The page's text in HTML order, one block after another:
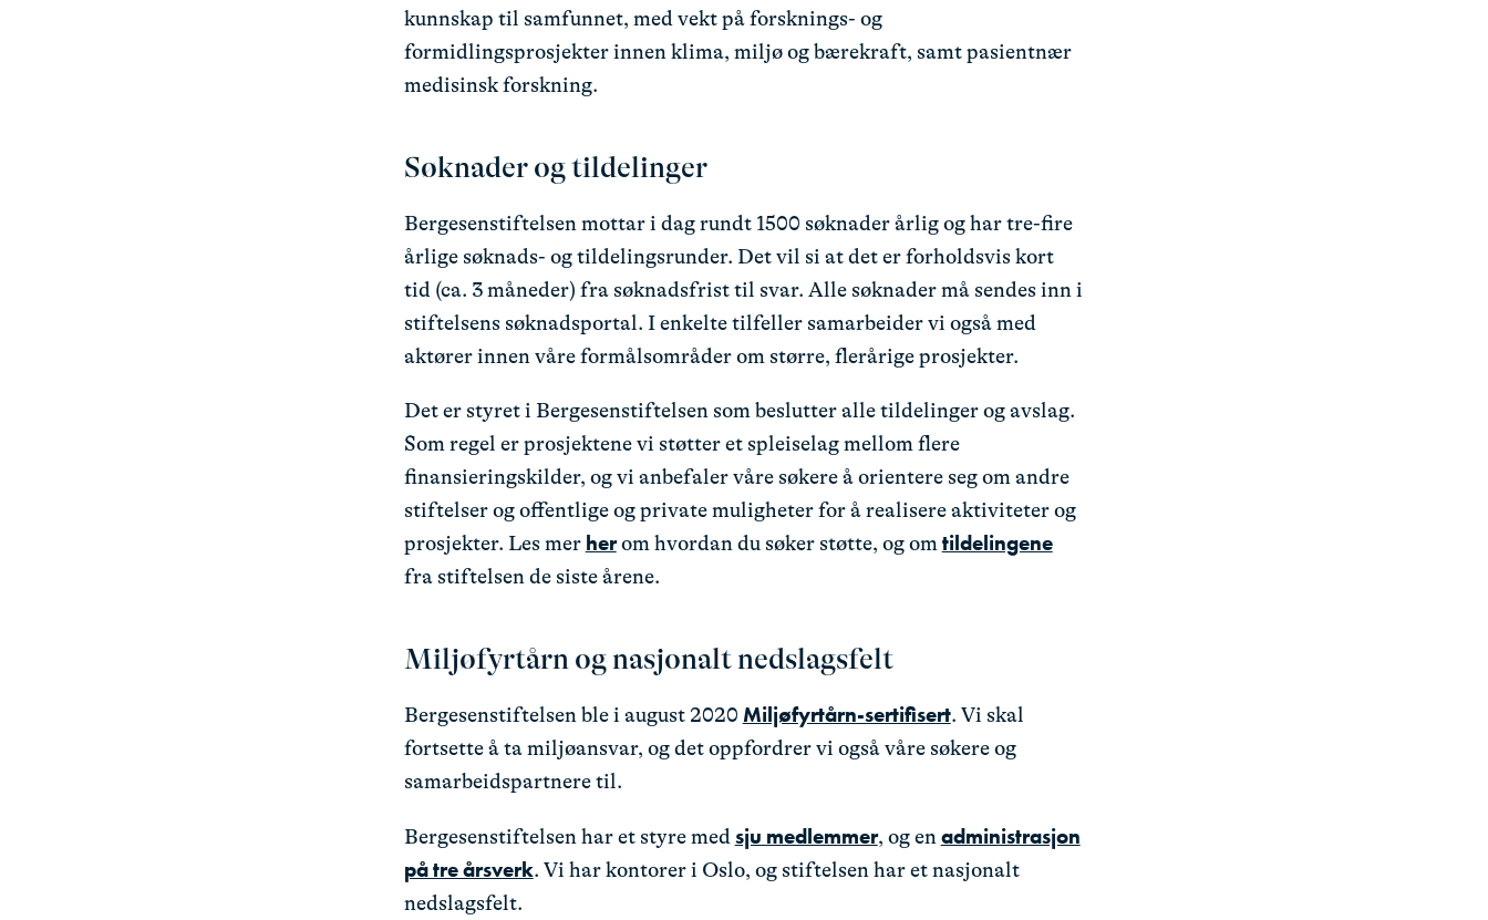
kunnskap til samfunnet, med vekt på forsknings- og
formidlingsprosjekter innen klima, miljø og bærekraft, samt pasientnær
medisinsk forskning.
Søknader og tildelinger
Bergesenstiftelsen mottar i dag rundt 1500 søknader årlig og har tre-fire
årlige søknads- og tildelingsrunder. Det vil si at det er forholdsvis kort
tid (ca. 3 måneder) fra søknadsfrist til svar. Alle søknader må sendes inn i
stiftelsens søknadsportal. I enkelte tilfeller samarbeider vi også med
aktører innen våre formålsområder om større, flerårige prosjekter.
Det er styret i Bergesenstiftelsen som beslutter alle tildelinger og avslag.
Som regel er prosjektene vi støtter et spleiselag mellom flere
finansieringskilder, og vi anbefaler våre søkere å orientere seg om andre
stiftelser og offentlige og private muligheter for å realisere aktiviteter og
prosjekter. Les mer herom hvordan du søker støtte, og omtildelingene
fra stiftelsen de siste årene.
Miljøfyrtårn og nasjonalt nedslagsfelt
Bergesenstiftelsen ble i august 2020 Miljøfyrtårn-sertifisert. Vi skal
fortsette å ta miljøansvar, og det oppfordrer vi også våre søkere og
samarbeidspartnere til.
Bergesenstiftelsen har et styre medsju medlemmer, og enadministrasjon
på tre årsverk. Vi har kontorer i Oslo, og stiftelsen har et nasjonalt
nedslagsfelt.